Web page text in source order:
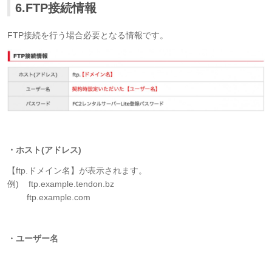
6.FTP接続情報
FTP接続を行う場合必要となる情報です。
・ホスト(アドレス)
【ftp.ドメイン名】が表示されます。
例) ftp.example.tendon.bz
ftp.example.com
・ユーザー名